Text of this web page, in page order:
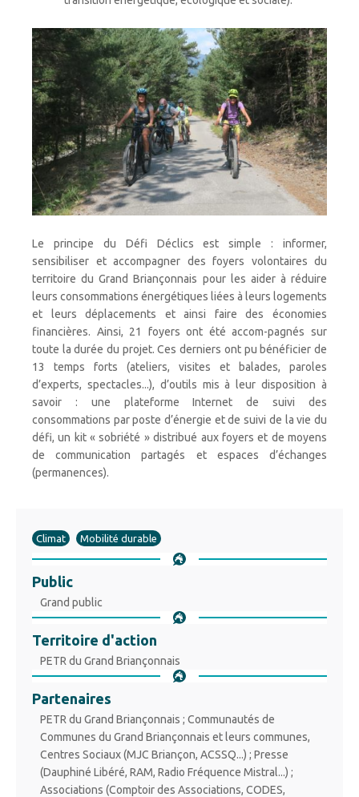
Le principe du Défi Déclics est simple : informer,
sensibiliser et accompagner des foyers volontaires du
territoire du Grand Briançonnais pour les aider à réduire
leurs consommations énergétiques liées à leurs logements
et leurs déplacements et ainsi faire des économies
financières. Ainsi, 21 foyers ont été accom-pagnés sur
toute la durée du projet. Ces derniers ont pu bénéficier de
13 temps forts (ateliers, visites et balades, paroles
d’experts, spectacles...), d’outils mis à leur disposition à
savoir : une plateforme Internet de suivi des
consommations par poste d’énergie et de suivi de la vie du
défi, un kit « sobriété » distribué aux foyers et de moyens
de communication partagés et espaces d’échanges
(permanences).
Climat Mobilité durable
Public
Grand public
Territoire d'action
PETR du Grand Briançonnais
Partenaires
PETR du Grand Briançonnais ; Communautés de
Communes du Grand Briançonnais et leurs communes,
Centres Sociaux (MJC Briançon, ACSSQ...) ; Presse
(Dauphiné Libéré, RAM, Radio Fréquence Mistral...) ;
Associations (Comptoir des Associations, CODES,